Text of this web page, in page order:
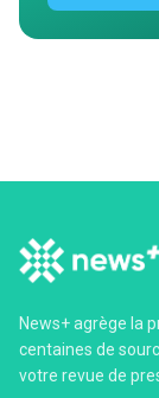
News+ agrège la
centaines de
votre revue de